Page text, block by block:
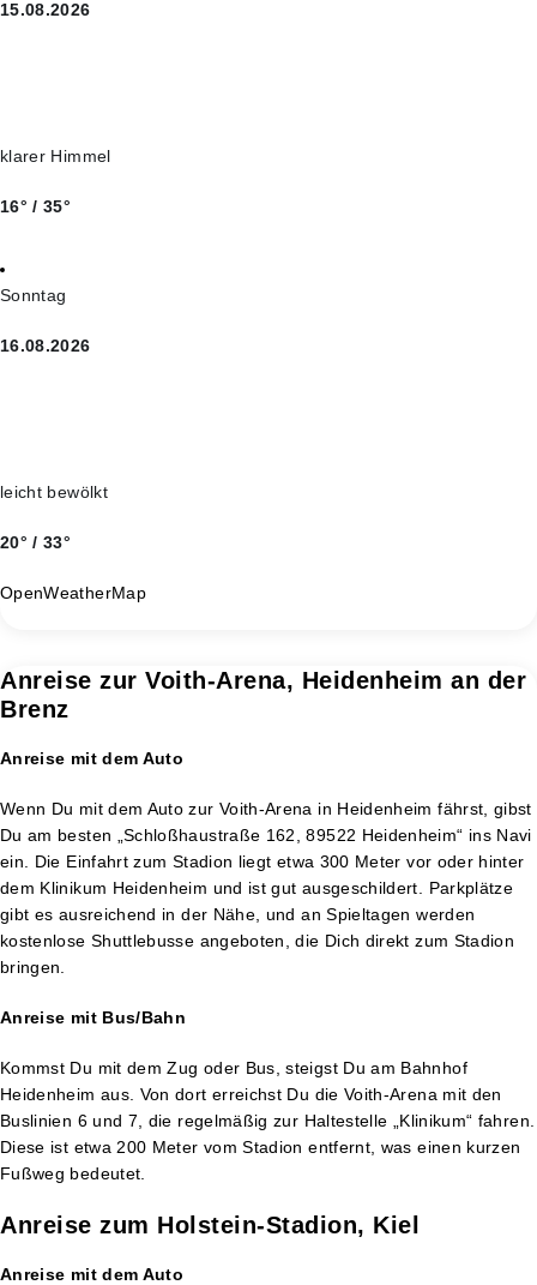
15.08.2026
klarer Himmel
16° / 35°
Sonntag
16.08.2026
leicht bewölkt
20° / 33°
OpenWeatherMap
Anreise zur Voith-Arena, Heidenheim an der
Brenz
Anreise mit dem Auto
Wenn Du mit dem Auto zur Voith-Arena in Heidenheim fährst, gibst
Du am besten „Schloßhaustraße 162, 89522 Heidenheim“ ins Navi
ein. Die Einfahrt zum Stadion liegt etwa 300 Meter vor oder hinter
dem Klinikum Heidenheim und ist gut ausgeschildert. Parkplätze
gibt es ausreichend in der Nähe, und an Spieltagen werden
kostenlose Shuttlebusse angeboten, die Dich direkt zum Stadion
bringen.
Anreise mit Bus/Bahn
Kommst Du mit dem Zug oder Bus, steigst Du am Bahnhof
Heidenheim aus. Von dort erreichst Du die Voith-Arena mit den
Buslinien 6 und 7, die regelmäßig zur Haltestelle „Klinikum“ fahren.
Diese ist etwa 200 Meter vom Stadion entfernt, was einen kurzen
Fußweg bedeutet.
Anreise zum Holstein-Stadion, Kiel
Anreise mit dem Auto